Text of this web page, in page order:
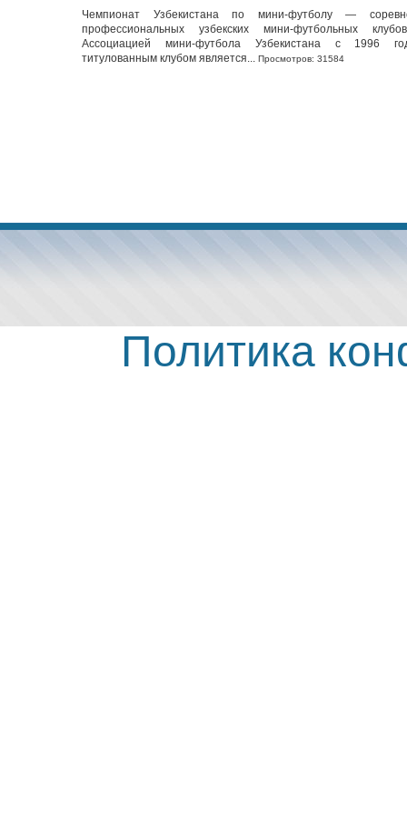
Чемпионат Узбекистана по мини-футболу —
профессиональных узбекских мини-футбольных
Ассоциацией мини-футбола Узбекистана с 1996
титулованным клубом является... Просмотров: 31584
Политика